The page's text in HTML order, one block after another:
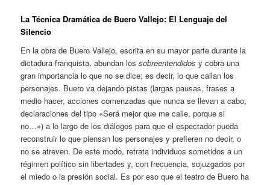
La Técnica Dramática de Buero Vallejo: El Lenguaje del
Silencio
En la obra de Buero Vallejo, escrita en su mayor parte durante la
dictadura franquista, abundan lossobreentendidos y cobra una
gran importancia lo que no se dice; es decir, lo que callan los
personajes. Buero va dejando pistas (largas pausas, frases a
medio hacer, acciones comenzadas que nunca se llevan a cabo,
declaraciones del tipo «Será mejor que me calle, porque si
no…») a lo largo de los diálogos para que el espectador pueda
reconstruir lo que piensan los personajes y prefieren no decir, o
no se atreven. De este modo, retrata individuos sometidos a un
régimen político sin libertades y, con frecuencia, sojuzgados por
el miedo o la presión social. Es por eso que el teatro de Buero ha